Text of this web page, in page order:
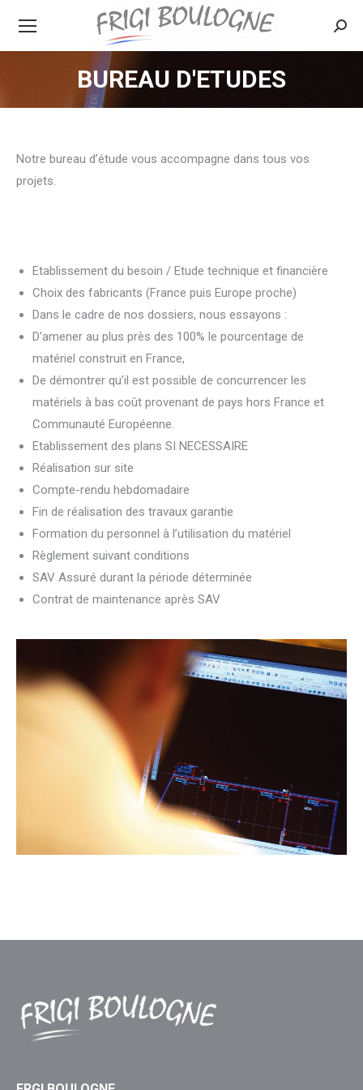
BUREAU D'ETUDES
Notre bureau d’étude vous accompagne dans tous vos
projets.
Etablissement du besoin / Etude technique et financière
Choix des fabricants (France puis Europe proche)
Dans le cadre de nos dossiers, nous essayons :
D’amener au plus près des 100% le pourcentage de
matériel construit en France,
De démontrer qu’il est possible de concurrencer les
matériels à bas coût provenant de pays hors France et
Communauté Européenne.
Etablissement des plans SI NECESSAIRE
Réalisation sur site
Compte-rendu hebdomadaire
Fin de réalisation des travaux garantie
Formation du personnel à l’utilisation du matériel
Règlement suivant conditions
SAV Assuré durant la période déterminée
Contrat de maintenance après SAV